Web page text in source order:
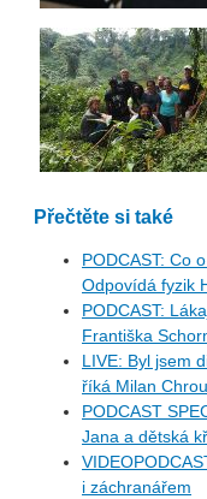
Přečtěte si také
PODCAST: Co
Odpovídá fyzik
PODCAST:
Františka
LIVE: Byl jsem
říká Milan
PODCAST
Jana a dětská
i záchranářem